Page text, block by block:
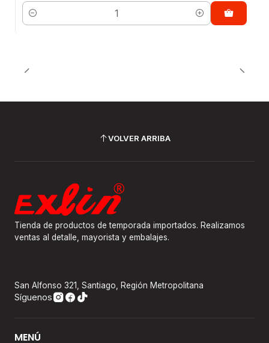
Cantidad
VOLVER ARRIBA
Tienda de productos de temporada importados. Realizamos
ventas al detalle, mayorista y embalajes.
San Alfonso 321, Santiago, Región Metropolitana
Síguenos
MENÚ